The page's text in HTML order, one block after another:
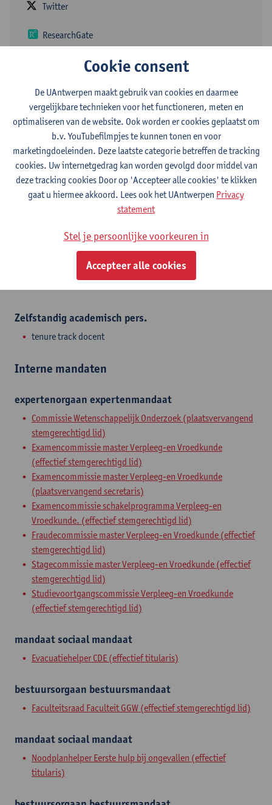
Twitter
ResearchGate
I'm a critical care nurse investigating patient safety initiatives
and healthcare workforce modelling. Living in Belgium, father of
three and active on social media! M +32 497 769 040
Afdeling
Decanaat Geneeskunde en Gezondheidswetenschappen
Verpleegkunde en Vroedkunde
Statuut & functies
Admin. & techn. personeel
Zelfstandig academisch pers.
tenure track docent
Interne mandaten
expertenorgaan expertenmandaat
Commissie Wetenschappelijk Onderzoek (plaatsvervangend
stemgerechtigd lid)
Examencommissie master Verpleeg-en Vroedkunde
(effectief stemgerechtigd lid)
Examencommissie master Verpleeg-en Vroedkunde
(plaatsvervangend secretaris)
Examencommissie schakelprogramma Verpleeg-en
Vroedkunde. (effectief stemgerechtigd lid)
Fraudecommissie master Verpleeg-en Vroedkunde (effectief
stemgerechtigd lid)
Stagecommissie master Verpleeg-en Vroedkunde (effectief
stemgerechtigd lid)
Studievoortgangscommissie Verpleeg-en Vroedkunde
(effectief stemgerechtigd lid)
mandaatsociaal mandaat
Evacuatiehelper CDE (effectief titularis)
bestuursorgaan bestuursmandaat
Faculteitsraad Faculteit GGW (effectief stemgerechtigd lid)
mandaatsociaal mandaat
Noodplanhelper Eerste hulp bij ongevallen (effectief
titularis)
Cookie consent
De UAntwerpen maakt gebruik van cookies en daarmee
vergelijkbare technieken voor het functioneren, meten en
optimaliseren van de website. Ook worden er cookies geplaatst om
b.v. YouTubefilmpjes te kunnen tonen en voor
marketingdoeleinden. Deze laatste categorie betreffen de tracking
cookies. Uw internetgedrag kan worden gevolgd door middel van
deze tracking cookies Door op 'Accepteer alle cookies' te klikken
gaat u hiermee akkoord. Lees ook het UAntwerpen Privacy
statement
Stel je persoonlijke voorkeuren in
Accepteer alle cookies